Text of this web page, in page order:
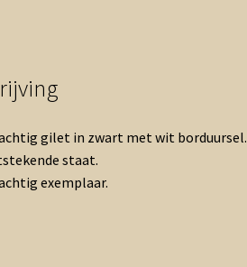
gilet in zwart met wit borduursel.
staat.
exemplaar.